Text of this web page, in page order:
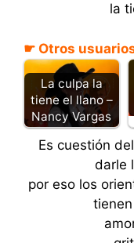
la
☛ Otros
La culpa la
tiene el llano –
Nancy Vargas
Es cuestión
darle
por eso los